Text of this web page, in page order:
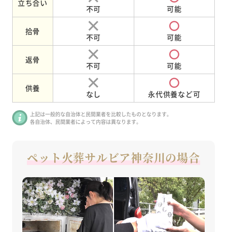
立ち合い
不可 可能
拾骨
不可 可能
返骨
不可 可能
供養
なし 永代供養など可
上記は一般的な自治体と民間業者を比較したものとなります。
各自治体、民間業者によって内容は異なります。
ペット火葬サルビア神奈川の場合